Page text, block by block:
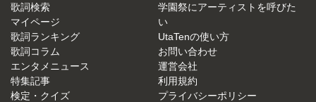
歌詞検索
マイページ
歌詞ランキング
歌詞コラム
エンタメニュース
特集記事
検定・クイズ
学園祭にアーティストを呼びた
い
UtaTenの使い方
お問い合わせ
運営会社
利用規約
プライバシーポリシー